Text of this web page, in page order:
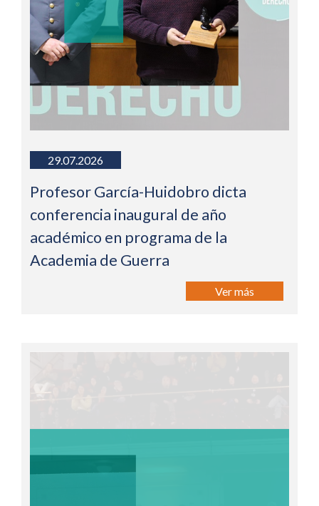
29.07.2026
Profesor García-Huidobro dicta
conferencia inaugural de año
académico en programa de la
Academia de Guerra
Ver más